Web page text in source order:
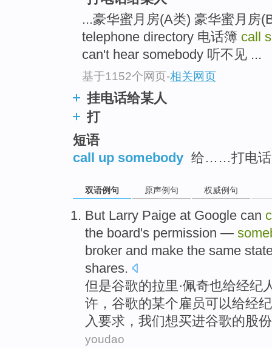
...豪华蜜月房(A类) 豪华蜜月房
telephone directory 电话簿 call
can't hear somebody 听不见 ...
基于1152个网页-相关网页
挂电话给某人
打
短语
call up somebody 给……打电话
双语例句 原声例句 权威例句
But Larry Paige at Google can
the board's permission —
broker and make the same
shares.
但是谷歌的拉里·佩奇也给经纪
许 ，谷歌的某个雇员可以给经
入要求， 我们想买进谷歌的股份
youdao